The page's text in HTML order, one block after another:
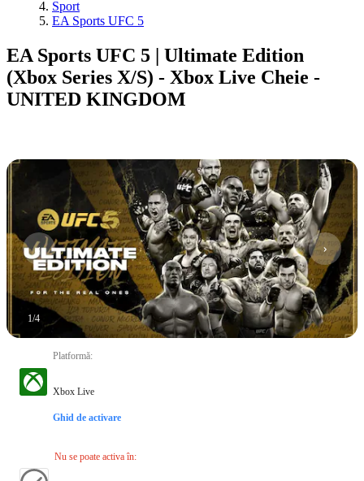
Sport
EA Sports UFC 5
EA Sports UFC 5 | Ultimate Edition
(Xbox Series X/S) - Xbox Live Cheie -
UNITED KINGDOM
1/4
Platformă:
Xbox Live
Ghid de activare
Nu se poate activa în: